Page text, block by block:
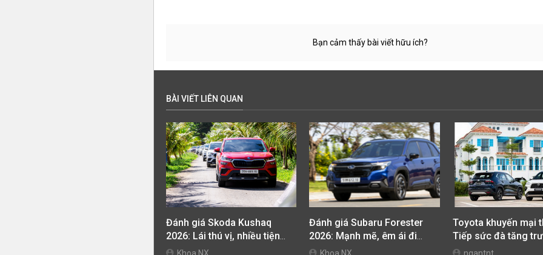
Bạn cảm thấy bài viết hữu ích?
BÀI VIẾT LIÊN QUAN
Đánh giá Skoda Kushaq
2026: Lái thú vị, nhiều tiện
nghi, giá cạnh tranh
Đánh giá Subaru Forester
2026: Mạnh mẽ, êm ái đi
cùng hệ thống ADAS hoàn
Toyota khuyến mại
Tiếp sức đà tăng
ưu chi phí mua xe